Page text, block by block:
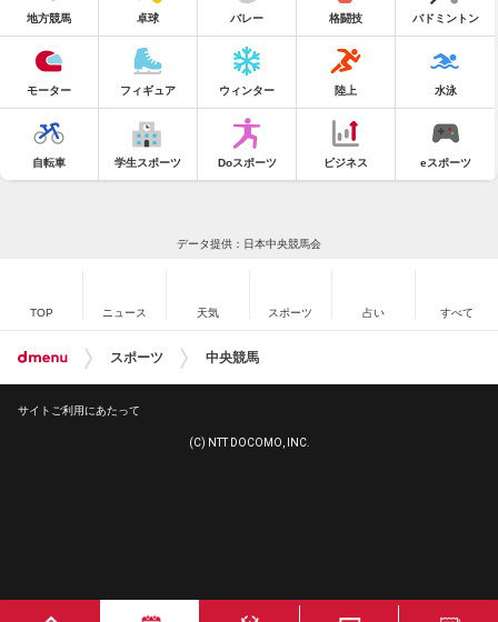
地方競馬 卓球 バレー 格闘技 バドミントン
モーター フィギュア ウィンター 陸上 水泳
自転車 学生スポーツ Doスポーツ ビジネス eスポーツ
データ提供：日本中央競馬会
TOP ニュース 天気 スポーツ 占い すべて
スポーツ 中央競馬
サイトご利用にあたって
(C) NTT DOCOMO, INC.